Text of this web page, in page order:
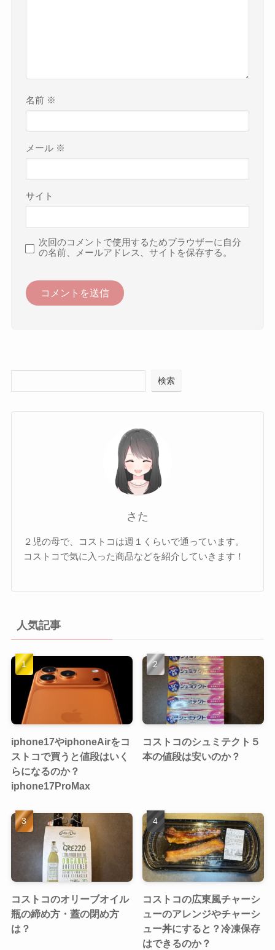
名前 ※
メール ※
サイト
次回のコメントで使用するためブラウザーに自分
の名前、メールアドレス、サイトを保存する。
検索
さた
２児の母で、コストコは週１くらいで通っています。
コストコで気に入った商品などを紹介していきます！
人気記事
iphone17やiphoneAirをコ
ストコで買うと値段はいく
らになるのか？
iphone17ProMax
コストコのシュミテクト５
本の値段は安いのか？
コストコのオリーブオイル
瓶の締め方・蓋の閉め方
は？
コストコの広東風チャーシ
ューのアレンジやチャーシ
ュー丼にすると？冷凍保存
はできるのか？